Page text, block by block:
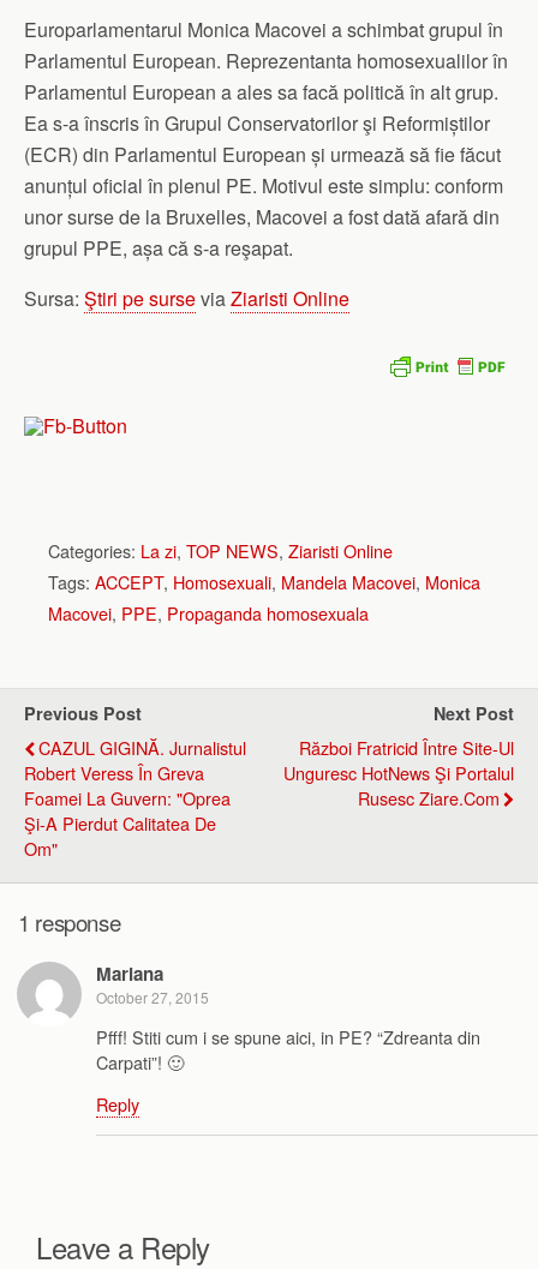
Europarlamentarul Monica Macovei a schimbat grupul în
Parlamentul European. Reprezentanta homosexualilor în
Parlamentul European a ales sa facă politică în alt grup.
Ea s-a înscris în Grupul Conservatorilor şi Reformiștilor
(ECR) din Parlamentul European și urmează să fie făcut
anunțul oficial în plenul PE. Motivul este simplu: conform
unor surse de la Bruxelles, Macovei a fost dată afară din
grupul PPE, așa că s-a reşapat.
Sursa: Ştiri pe surseviaZiaristi Online
Categories: La zi, TOP NEWS, Ziaristi Online
Tags: ACCEPT, Homosexuali, Mandela Macovei, Monica
Macovei, PPE, Propaganda homosexuala
Previous Post
CAZUL GIGINĂ. Jurnalistul
Robert Veress În Greva
Foamei La Guvern: "Oprea
Şi-A Pierdut Calitatea De
Om"
Next Post
Război Fratricid Între Site-Ul
Unguresc HotNews Şi Portalul
Rusesc Ziare.com
1 response
Mariana
October 27, 2015
Pfff! Stiti cum i se spune aici, in PE? “Zdreanta din
Carpati”! 🙂
Reply
Leave a Reply